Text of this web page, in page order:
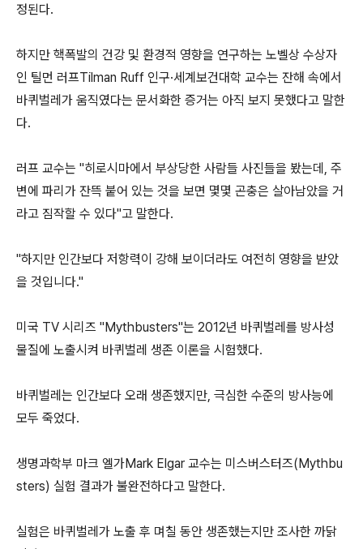
정된다.
하지만 핵폭발의 건강 및 환경적 영향을 연구하는 노벨상 수상자
인 틸먼 러프Tilman Ruff 인구·세계보건대학 교수는 잔해 속에서
바퀴벌레가 움직였다는 문서화한 증거는 아직 보지 못했다고 말한
다.
러프 교수는 "히로시마에서 부상당한 사람들 사진들을 봤는데, 주
변에 파리가 잔뜩 붙어 있는 것을 보면 몇몇 곤충은 살아남았을 거
라고 짐작할 수 있다"고 말한다.
"하지만 인간보다 저항력이 강해 보이더라도 여전히 영향을 받았
을 것입니다."
미국 TV 시리즈 "Mythbusters"는 2012년 바퀴벌레를 방사성
물질에 노출시켜 바퀴벌레 생존 이론을 시험했다.
바퀴벌레는 인간보다 오래 생존했지만, 극심한 수준의 방사능에
모두 죽었다.
생명과학부 마크 엘가Mark Elgar 교수는 미스버스터즈(Mythbu
sters) 실험 결과가 불완전하다고 말한다.
실험은 바퀴벌레가 노출 후 며칠 동안 생존했는지만 조사한 까닭